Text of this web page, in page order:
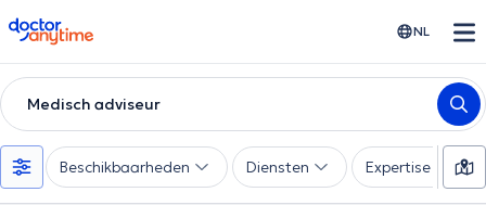
doctoranytime NL
Medisch adviseur
Beschikbaarheden Diensten Expertise